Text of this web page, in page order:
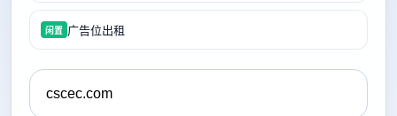
闲置 广告位出租